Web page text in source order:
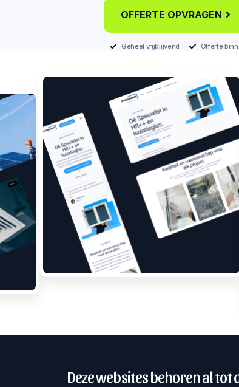
OFFERTE OPVRAGEN
Geheel vrijblijvend Offerte
Deze websites behoren al